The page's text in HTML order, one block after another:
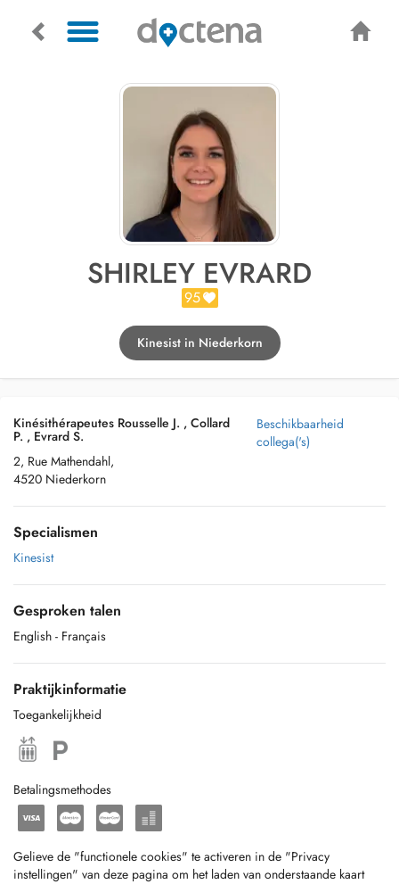
SHIRLEY EVRARD
95
Kinesist in Niederkorn
Kinésithérapeutes Rousselle J. , Collard
P. , Evrard S.
2, Rue Mathendahl,
4520 Niederkorn
Beschikbaarheid
collega('s)
Specialismen
Kinesist
Gesproken talen
English - Français
Praktijkinformatie
Toegankelijkheid
Betalingsmethodes
Gelieve de "functionele cookies" te activeren in de "Privacy
instellingen" van deze pagina om het laden van onderstaande kaart